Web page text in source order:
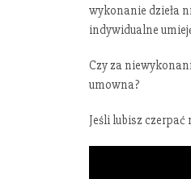
wykonanie dzieła
indywidualne
Czy za
umowna?
Jeśli lubisz